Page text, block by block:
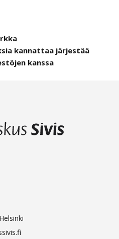
kannattaa järjestää
kanssa